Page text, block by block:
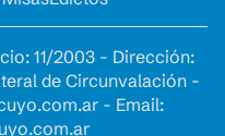
11/2003 - Dirección:
de Circunvalación -
- Email: